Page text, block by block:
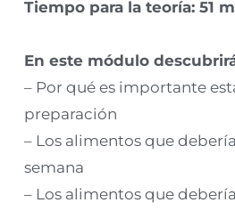
Tiempo para la teoría: 51
En este módulo
– Por qué es importante
preparación
– Los alimentos que
semana
– Los alimentos que